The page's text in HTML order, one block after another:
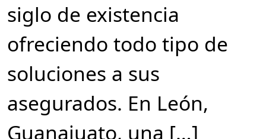
siglo de existencia
ofreciendo todo tipo de
soluciones a sus
asegurados. En León,
Guanajuato, una […]